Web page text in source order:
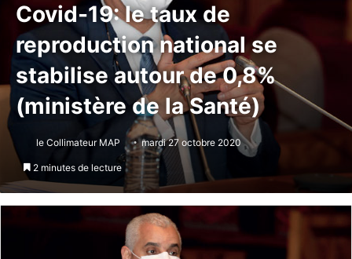
Covid-19: le taux de
reproduction national se
stabilise autour de 0,8%
(ministère de la Santé)
le Collimateur MAP mardi 27 octobre 2020
2 minutes de lecture